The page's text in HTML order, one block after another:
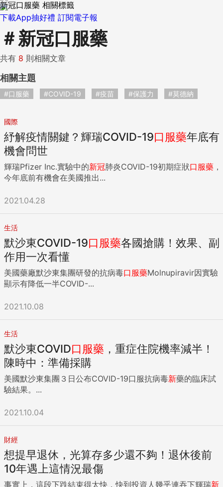
下載App抽好禮 訂閱電子報
新冠口服藥 相關標籤
＃ 新冠口服藥
共有 8 則相關文章
相關主題
#口服藥 #COVID-19 #疫苗 #保護力 #莫德納
國際
紓解疫情關鍵？輝瑞COVID-19口服藥年底有
機會問世
輝瑞Pfizer Inc.實驗中的新冠肺炎COVID-19初期症狀口服藥 ，
今年底前有機會在美國推出...
2021.04.28
生活
默沙東COVID-19口服藥各國搶購！效果、副
作用一次看懂
美國藥廠默沙東集團研發的抗病毒口服藥Molnupiravir因實驗
顯示有降低一半COVID-...
2021.10.08
生活
默沙東COVID口服藥 ，重症住院機率減半！
陳時中：準備採購
美國默沙東集團３日公布COVID-19口服抗病毒新藥的臨床試
驗結果。...
2021.10.04
財經
想提早退休，光算存多少還不夠！退休後前
10年遇上這情況最傷
事實上，這段下跌結束得太快，快到投資人幾乎連吞下輝瑞新